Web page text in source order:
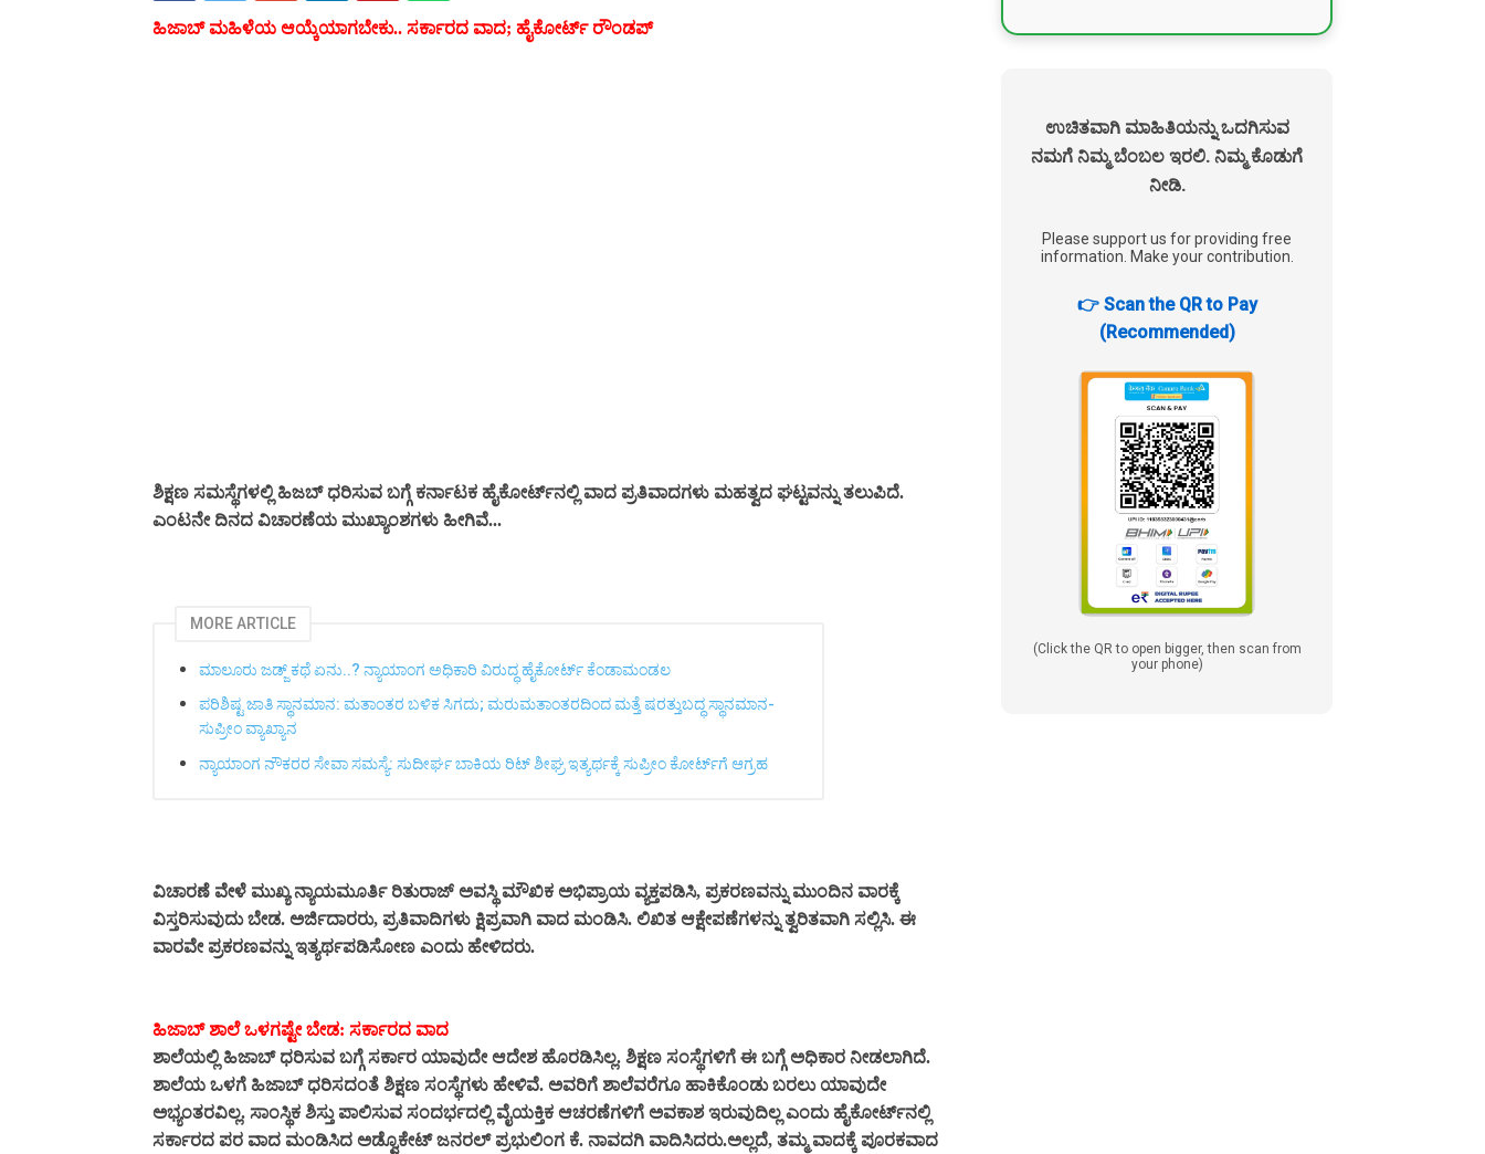
ಹಿಜಾಬ್ ಮಹಿಳೆಯ ಆಯ್ಕೆಯಾಗಬೇಕು.. ಸರ್ಕಾರದ ವಾದ; ಹೈಕೋರ್ಟ್ ರೌಂಡಪ್
ಶಿಕ್ಷಣ ಸಮಸ್ಥೆಗಳಲ್ಲಿ ಹಿಜಬ್ ಧರಿಸುವ ಬಗ್ಗೆ ಕರ್ನಾಟಕ ಹೈಕೋರ್ಟ್‌ನಲ್ಲಿ ವಾದ ಪ್ರತಿವಾದಗಳು ಮಹತ್ವದ ಘಟ್ಟವನ್ನು ತಲುಪಿದೆ.
ಎಂಟನೇ ದಿನದ ವಿಚಾರಣೆಯ ಮುಖ್ಯಾಂಶಗಳು ಹೀಗಿವೆ...
MORE ARTICLE
ಮಾಲೂರು ಜಡ್ಜ್‌ ಕಥೆ ಏನು..? ನ್ಯಾಯಾಂಗ ಅಧಿಕಾರಿ ವಿರುದ್ಧ ಹೈಕೋರ್ಟ್ ಕೆಂಡಾಮಂಡಲ
ಪರಿಶಿಷ್ಟ ಜಾತಿ ಸ್ಥಾನಮಾನ: ಮತಾಂತರ ಬಳಿಕ ಸಿಗದು; ಮರುಮತಾಂತರದಿಂದ ಮತ್ತೆ ಷರತ್ತುಬದ್ಧ ಸ್ಥಾನಮಾನ-
ಸುಪ್ರೀಂ ವ್ಯಾಖ್ಯಾನ
ನ್ಯಾಯಾಂಗ ನೌಕರರ ಸೇವಾ ಸಮಸ್ಯೆ: ಸುದೀರ್ಘ ಬಾಕಿಯ ರಿಟ್ ಶೀಘ್ರ ಇತ್ಯರ್ಥಕ್ಕೆ ಸುಪ್ರೀಂ ಕೋರ್ಟ್‌ಗೆ ಆಗ್ರಹ
ವಿಚಾರಣೆ ವೇಳೆ ಮುಖ್ಯ ನ್ಯಾಯಮೂರ್ತಿ ರಿತುರಾಜ್ ಅವಸ್ಥಿ ಮೌಖಿಕ ಅಭಿಪ್ರಾಯ ವ್ಯಕ್ತಪಡಿಸಿ, ಪ್ರಕರಣವನ್ನು ಮುಂದಿನ ವಾರಕ್ಕೆ
ವಿಸ್ತರಿಸುವುದು ಬೇಡ. ಅರ್ಜಿದಾರರು, ಪ್ರತಿವಾದಿಗಳು ಕ್ಷಿಪ್ರವಾಗಿ ವಾದ ಮಂಡಿಸಿ. ಲಿಖಿತ ಆಕ್ಷೇಪಣೆಗಳನ್ನು ತ್ವರಿತವಾಗಿ ಸಲ್ಲಿಸಿ. ಈ
ವಾರವೇ ಪ್ರಕರಣವನ್ನು ಇತ್ಯರ್ಥಪಡಿಸೋಣ ಎಂದು ಹೇಳಿದರು.
ಹಿಜಾಬ್ ಶಾಲೆ ಒಳಗಷ್ಟೇ ಬೇಡ: ಸರ್ಕಾರದ ವಾದ
ಶಾಲೆಯಲ್ಲಿ ಹಿಜಾಬ್ ಧರಿಸುವ ಬಗ್ಗೆ ಸರ್ಕಾರ ಯಾವುದೇ ಆದೇಶ ಹೊರಡಿಸಿಲ್ಲ. ಶಿಕ್ಷಣ ಸಂಸ್ಥೆಗಳಿಗೆ ಈ ಬಗ್ಗೆ ಅಧಿಕಾರ ನೀಡಲಾಗಿದೆ.
ಶಾಲೆಯ ಒಳಗೆ ಹಿಜಾಬ್ ಧರಿಸದಂತೆ ಶಿಕ್ಷಣ ಸಂಸ್ಥೆಗಳು ಹೇಳಿವೆ. ಅವರಿಗೆ ಶಾಲೆವರೆಗೂ ಹಾಕಿಕೊಂಡು ಬರಲು ಯಾವುದೇ
ಅಭ್ಯಂತರವಿಲ್ಲ. ಸಾಂಸ್ಥಿಕ ಶಿಸ್ತು ಪಾಲಿಸುವ ಸಂದರ್ಭದಲ್ಲಿ ವೈಯಕ್ತಿಕ ಆಚರಣೆಗಳಿಗೆ ಅವಕಾಶ ಇರುವುದಿಲ್ಲ ಎಂದು ಹೈಕೋರ್ಟ್‌ನಲ್ಲಿ
ಸರ್ಕಾರದ ಪರ ವಾದ ಮಂಡಿಸಿದ ಅಡ್ವೊಕೇಟ್ ಜನರಲ್ ಪ್ರಭುಲಿಂಗ ಕೆ. ನಾವದಗಿ ವಾದಿಸಿದರು.ಅಲ್ಲದೆ, ತಮ್ಮ ವಾದಕ್ಕೆ ಪೂರಕವಾದ
ಉಚಿತವಾಗಿ ಮಾಹಿತಿಯನ್ನು ಒದಗಿಸುವ
ನಮಗೆ ನಿಮ್ಮ ಬೆಂಬಲ ಇರಲಿ. ನಿಮ್ಮ ಕೊಡುಗೆ
ನೀಡಿ.
Please support us for providing free
information. Make your contribution.
👉 Scan the QR to Pay
(Recommended)
(Click the QR to open bigger, then scan from
your phone)